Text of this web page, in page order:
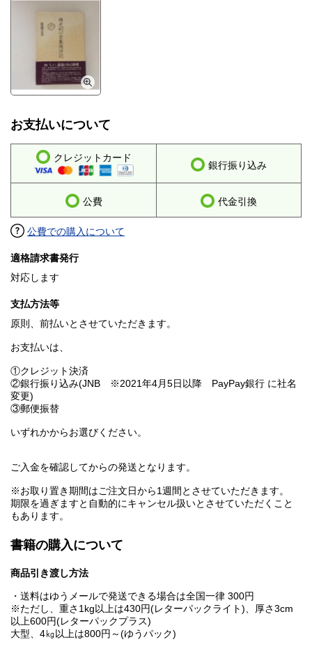
お支払いについて
クレジットカード
銀行振り込み
公費 代金引換
公費での購入について
適格請求書発行
対応します
支払方法等
原則、前払いとさせていただきます。
お支払いは、
①クレジット決済
②銀行振り込み(JNB ※2021年4月5日以降 PayPay銀行 に社名
変更)
③郵便振替
いずれかからお選びください。
ご入金を確認してからの発送となります。
※お取り置き期間はご注文日から1週間とさせていただきます。
期限を過ぎますと自動的にキャンセル扱いとさせていただくこと
もあります。
書籍の購入について
商品引き渡し方法
・送料はゆうメールで発送できる場合は全国一律 300円
※ただし、重さ1kg以上は430円(レターパックライト)、厚さ3cm
以上600円(レターパックプラス)
大型、4㎏以上は800円～(ゆうパック)